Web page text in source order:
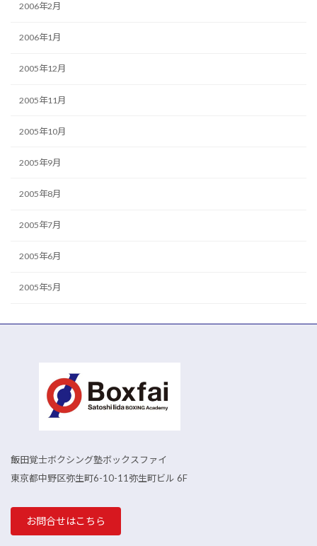
2006年2月
2006年1月
2005年12月
2005年11月
2005年10月
2005年9月
2005年8月
2005年7月
2005年6月
2005年5月
飯田覚士ボクシング塾ボックスファイ
東京都中野区弥生町6-10-11弥生町ビル 6F
お問合せはこちら